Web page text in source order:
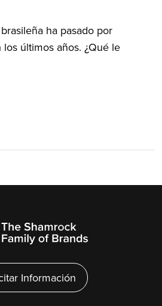
ha pasado por
últimos años. ¿Qué le
página
Información